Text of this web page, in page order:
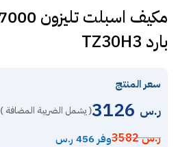
بارد TZ30H3
سعر المنتج
ر.س ( يشمل الضريبة المضافة )
ر.س3582 وفر 456 ر.س